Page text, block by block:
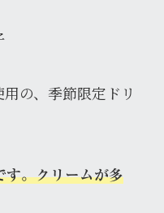
の、季節限定ドリ
す。クリームが多